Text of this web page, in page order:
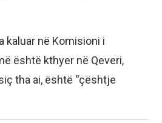
kaluar në Komisioni i
është kthyer në Qeveri,
tha ai, është “çështje